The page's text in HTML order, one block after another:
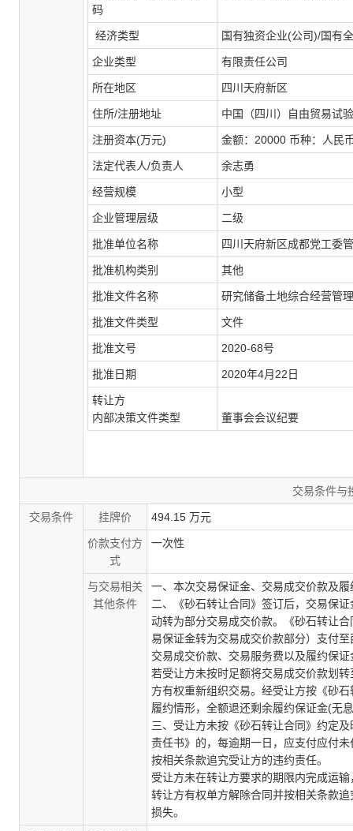
码
经济类型 国有独资企业(公司)/国有
企业类型 有限责任公司
所在地区 四川天府新区
住所/注册地址 中国（四川）自由贸易试
注册资本(万元) 金额： 20000 币种：人民
法定代表人/负责人 余志勇
经营规模 小型
企业管理层级 二级
批准单位名称 四川天府新区成都党工委
批准机构类别 其他
批准文件名称 研究储备土地综合经营管
批准文件类型 文件
批准文号 2020-68号
批准日期 2020年4月 22 日
转让方
内部决策文件类型
董事会会议纪要
交易条件与
交易条件 挂牌价 494.15 万元
价款支付方
式
一次性
与交易相关
其他条件
一、本次交易保证金、交易成交价款及
二、《砂石转让合同》签订后，交易保证
动转为部分交易成交价款。《砂石转让
易保证金转为交易成交价款部分）支付
交易成交价款、交易服务费以及履约保证
若受让方未按时足额将交易成交价款划
方有权重新组织交易。经受让方按《砂
履约情形，全额退还剩余履约保证金(无息
三、受让方未按《砂石转让合同》约定
责任书》的，每逾期一日，应支付应付
按相关条款追究受让方的违约责任。
受让方未在转让方要求的期限内完成运
转让方有权单方解除合同并按相关条款
损失。